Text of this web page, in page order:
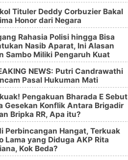
Tituler Deddy Corbuzier Bakal
Honor dari Negara
Rahasia Polisi hingga Bisa
Nasib Aparat, Ini Alasan
Sambo Miliki Pengaruh Kuat
NEWS: Putri Candrawathi
Pasal Hukuman Mati
Pengakuan Bharada E Sebut
Gesekan Konflik Antara Brigadir
Bripka RR, Apa itu?
Perbincangan Hangat, Terkuak
Lama yang Diduga AKP Rita
Kok Beda?